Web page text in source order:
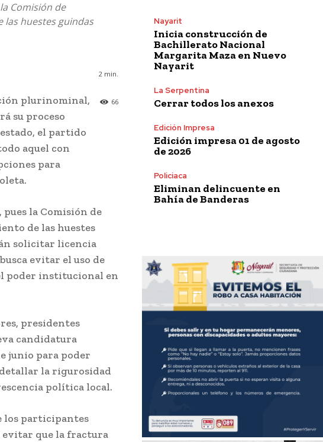
Comisión de
las huestes guindas
2 min.
66
plurinominal,
su proceso
el partido
aquel con
para
la Comisión de
de las huestes
solicitar licencia
evitar el uso de
poder institucional en
presidentes
candidatura
junio para poder
la rigurosidad
política local.
los participantes
evitar que la fractura
Nayarit
Inicia construcción de
Bachillerato Nacional
Margarita Maza en Nuevo
Nayarit
La Serpentina
Cerrar todos los anexos
Edición Impresa
Edición impresa 01 de agosto
de 2026
Policiaca
Eliminan delincuente en
Bahía de Banderas